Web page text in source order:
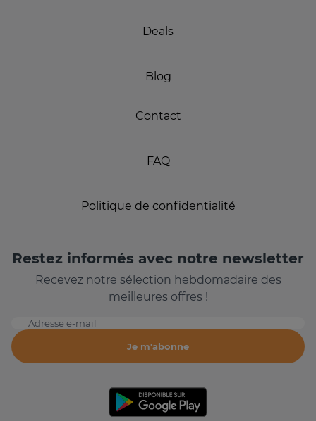
Deals
Blog
Contact
FAQ
Politique de confidentialité
Restez informés avec notre newsletter
Recevez notre sélection hebdomadaire des
meilleures offres !
Adresse e-mail
Je m'abonne